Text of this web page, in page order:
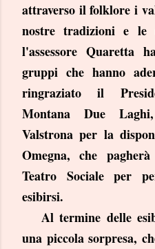
attraverso il folklore i
nostre tradizioni e le
l'assessore Quaretta
gruppi che hanno
ringraziato il
Montana Due
Valstrona per la
Omegna, che
Teatro Sociale per
esibirsi.
Al termine delle
una piccola sorpresa,